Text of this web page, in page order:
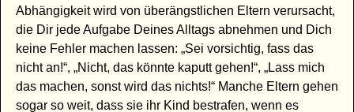
Abhängigkeit wird von überängstlichen Eltern verursacht,
die Dir jede Aufgabe Deines Alltags abnehmen und Dich
keine Fehler machen lassen: „Sei vorsichtig, fass das
nicht an!“, „Nicht, das könnte kaputt gehen!“, „Lass mich
das machen, sonst wird das nichts!“ Manche Eltern gehen
sogar so weit, dass sie ihr Kind bestrafen, wenn es